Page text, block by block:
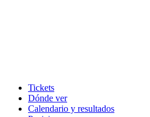
Tickets
Dónde ver
Calendario y resultados